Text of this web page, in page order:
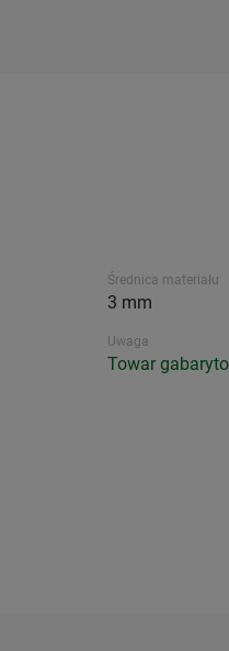
Średnica materiału
3 mm
Uwaga
Towar